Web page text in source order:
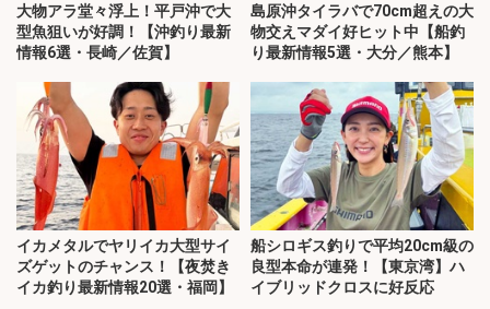
大物アラ堂々浮上！平戸沖で大
型魚狙いが好調！【沖釣り最新
情報6選・長崎／佐賀】
島原沖タイラバで70cm超えの大
物交えマダイ好ヒット中【船釣
り最新情報5選・大分／熊本】
イカメタルでヤリイカ大型サイ
ズゲットのチャンス！【夜焚き
イカ釣り最新情報20選・福岡】
船シロギス釣りで平均20cm級の
良型本命が連発！【東京湾】ハ
イブリッドクロスに好反応